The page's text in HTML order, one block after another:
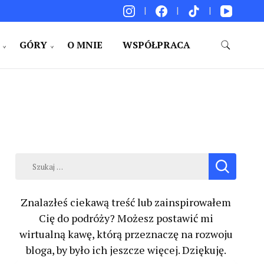
GÓRY O MNIE WSPÓŁPRACA
Szukaj:
Znalazłeś ciekawą treść lub zainspirowałem
Cię do podróży? Możesz postawić mi
wirtualną kawę, którą przeznaczę na rozwoju
bloga, by było ich jeszcze więcej. Dziękuję.